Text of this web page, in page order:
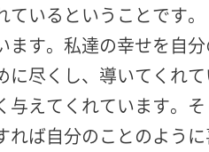
いるということです。
す。私達の幸せを自
尽くし、導いてくれて
えてくれています。
ば自分のことのよう